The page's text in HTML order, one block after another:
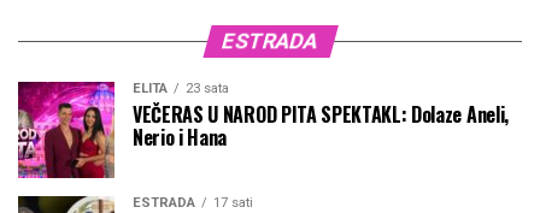
ESTRADA
ELITA 23 sata
VEČERAS U NAROD PITA SPEKTAKL: Dolaze Aneli,
Nerio i Hana
ESTRADA 17 sati